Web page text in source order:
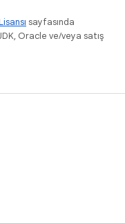
sayfasında
Oracle ve/veya satış